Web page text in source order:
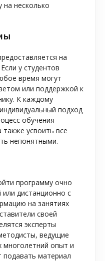
на несколько
на
у студентов
время могут
или поддержкой к
К каждому
подход
обучения
усвоить все
непонятными.
программу очно
дистанционно с
на занятиях
своей
эксперты
ведущие
многолетний опыт и
подавать материал